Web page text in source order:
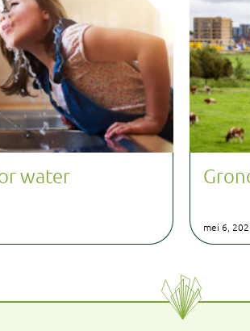
water
mei 6,